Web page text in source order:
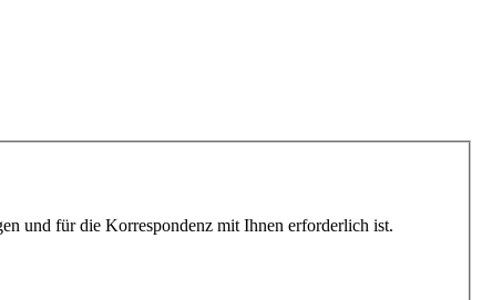
und für die Korrespondenz mit Ihnen erforderlich ist.